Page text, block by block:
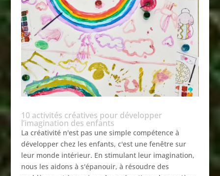
10 activités créatives pour développer
l’imagination des enfants
La créativité n'est pas une simple compétence à
développer chez les enfants, c'est une fenêtre sur
leur monde intérieur. En stimulant leur imagination,
nous les aidons à s'épanouir, à résoudre des